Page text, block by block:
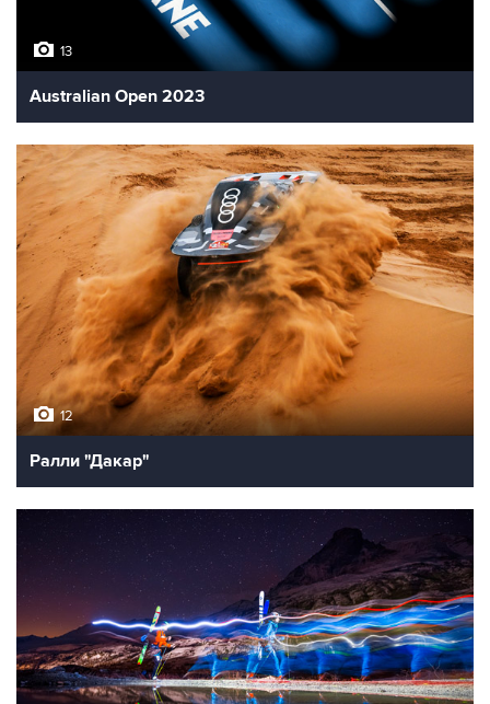
13
Australian Open 2023
12
Ралли "Дакар"